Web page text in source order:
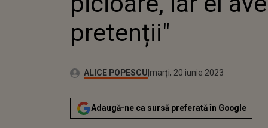
pretenții"
Autor:ALICE POPESCU Publicat:
marți, 20 iunie 2023
Adaugă-ne ca sursă preferată în Google